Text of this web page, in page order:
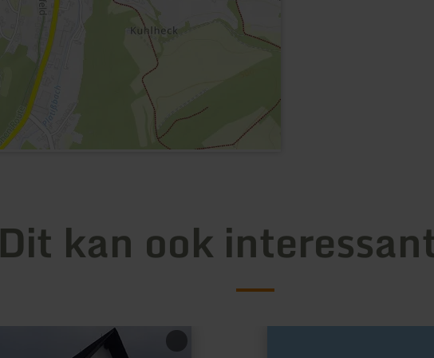
Dit kan ook